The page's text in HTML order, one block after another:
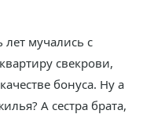
мучались с
свекрови,
бонуса. Ну а
А сестра брата,